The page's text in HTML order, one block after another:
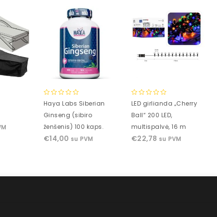
0
of
5
Haya Labs Siberian
Ginseng (sibiro
ženšenis) 100 kaps.
€14,00 su PVM
0
of
5
LED girlianda „Cherry
Ball“ 200 LED,
multispalvė, 16 m
€22,78 su PVM